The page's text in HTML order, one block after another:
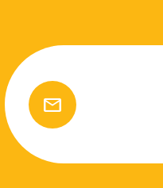
mail